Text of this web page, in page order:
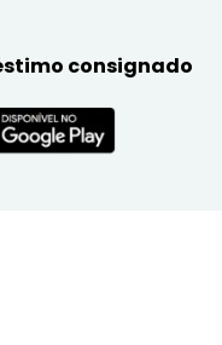
consignado